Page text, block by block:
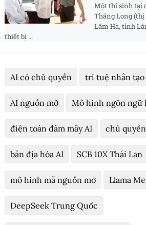
Một thí sinh tại
Thăng Long
Lâm Hà, tỉnh
thiết bị ...
AI có chủ quyền trí tuệ nhân tạo
AI nguồn mở Mô hình ngôn ngữ
điện toán đám mây AI chủ
bản địa hóa AI SCB 10X Thái Lan
mô hình mã nguồn mở Llama
DeepSeek Trung Quốc